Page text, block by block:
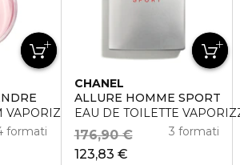
VAPORIZZATORE
formati
CHANEL
ALLURE HOMME SPORT
EAU DE TOILETTE
123,83 €
176,90 € 3 formati